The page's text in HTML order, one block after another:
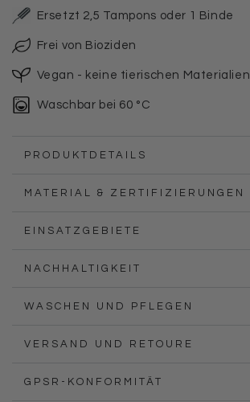
Ersetzt 2,5 Tampons oder 1 Binde
Frei von Bioziden
Vegan - keine tierischen Materialien
Waschbar bei 60 °C
PRODUKTDETAILS
MATERIAL & ZERTIFIZIERUNGEN
EINSATZGEBIETE
NACHHALTIGKEIT
WASCHEN UND PFLEGEN
VERSAND UND RETOURE
GPSR-KONFORMITÄT